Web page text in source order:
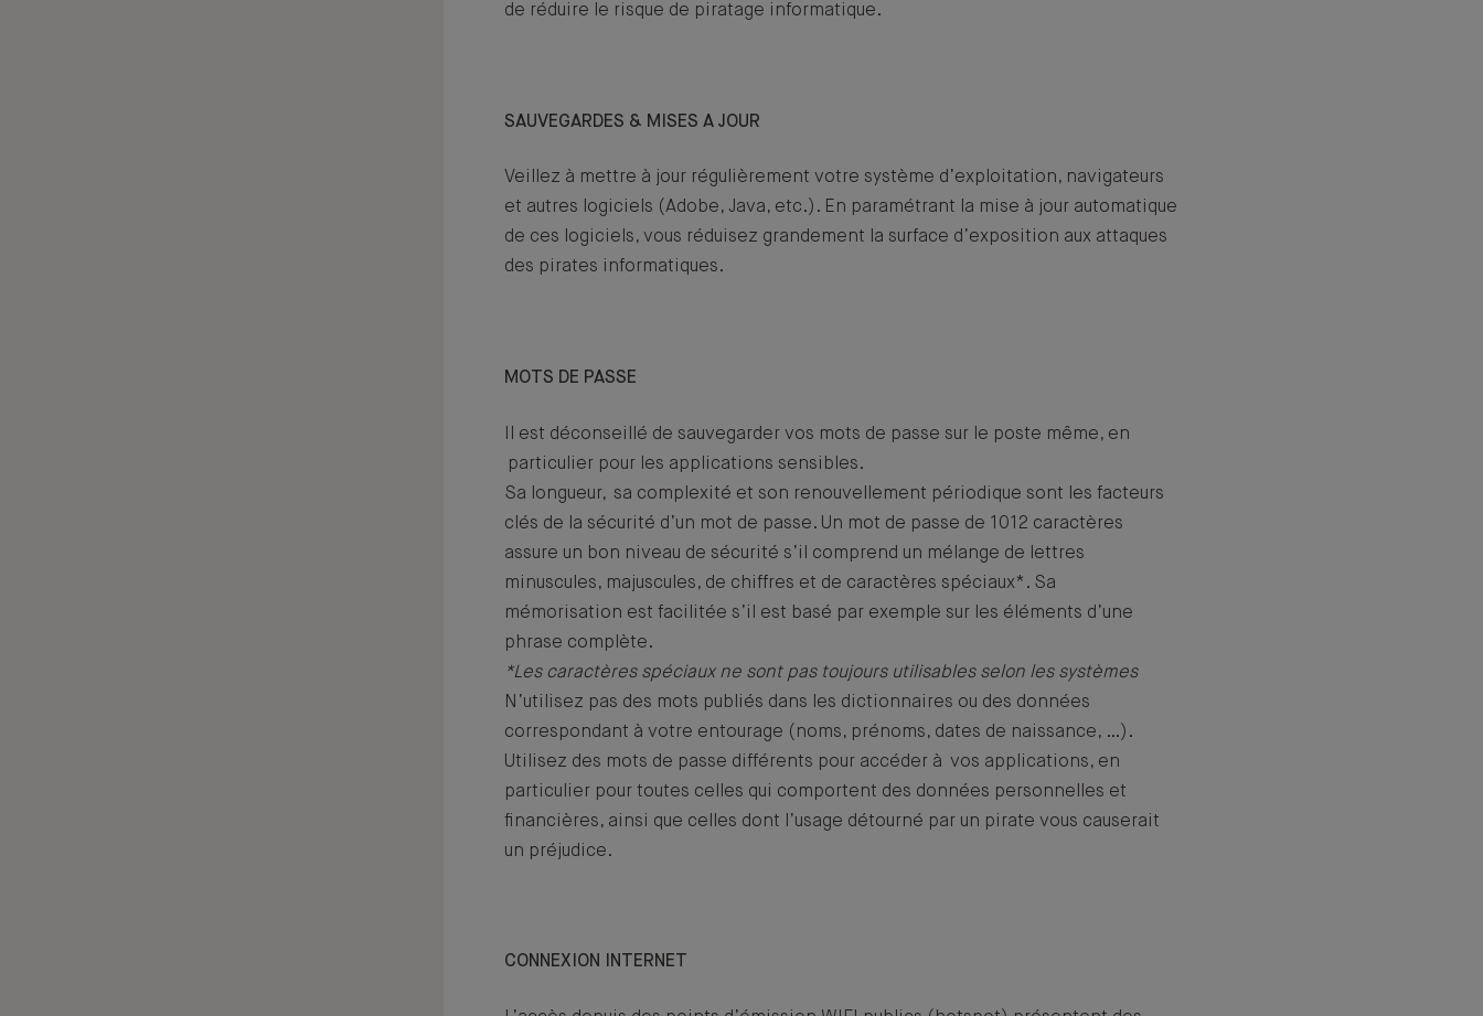
de réduire le risque de piratage informatique.
SAUVEGARDES & MISES A JOUR
Veillez à mettre à jour régulièrement votre système d’exploitation, navigateurs
et autres logiciels (Adobe, Java, etc.). En paramétrant la mise à jour automatique
de ces logiciels, vous réduisez grandement la surface d’exposition aux attaques
des pirates informatiques.
MOTS DE PASSE
Il est déconseillé de sauvegarder vos mots de passe sur le poste même, en
particulier pour les applications sensibles.
Sa longueur, sa complexité et son renouvellement périodique sont les facteurs
clés de la sécurité d’un mot de passe. Un mot de passe de 1012 caractères
assure un bon niveau de sécurité s’il comprend un mélange de lettres
minuscules, majuscules, de chiffres et de caractères spéciaux*. Sa
mémorisation est facilitée s’il est basé par exemple sur les éléments d’une
phrase complète.
*Les caractères spéciaux ne sont pas toujours utilisables selon les systèmes
N’utilisez pas des mots publiés dans les dictionnaires ou des données
correspondant à votre entourage (noms, prénoms, dates de naissance, …).
Utilisez des mots de passe différents pour accéder à vos applications, en
particulier pour toutes celles qui comportent des données personnelles et
financières, ainsi que celles dont l’usage détourné par un pirate vous causerait
un préjudice.
CONNEXION INTERNET